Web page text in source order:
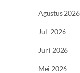
Agustus 2026
Juli 2026
Juni 2026
Mei 2026